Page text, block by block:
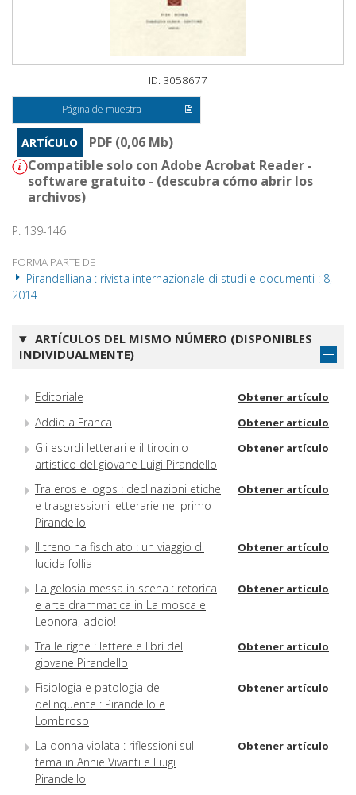
ID: 3058677
Página de muestra
ARTÍCULO
PDF (0,06 Mb)
Compatible solo con Adobe Acrobat Reader -
software gratuito - (descubra cómo abrir los
archivos)
P. 139-146
FORMA PARTE DE
Pirandelliana : rivista internazionale di studi e documenti : 8,
2014
ARTÍCULOS DEL MISMO NÚMERO (DISPONIBLES
INDIVIDUALMENTE)
Editoriale Obtener artículo
Addio a Franca Obtener artículo
Gli esordi letterari e il tirocinio
artistico del giovane Luigi Pirandello
Obtener artículo
Tra eros e logos : declinazioni etiche
e trasgressioni letterarie nel primo
Pirandello
Obtener artículo
Il treno ha fischiato : un viaggio di
lucida follia
Obtener artículo
La gelosia messa in scena : retorica
e arte drammatica in La mosca e
Leonora, addio!
Obtener artículo
Tra le righe : lettere e libri del
giovane Pirandello
Obtener artículo
Fisiologia e patologia del
delinquente : Pirandello e
Lombroso
Obtener artículo
La donna violata : riflessioni sul
tema in Annie Vivanti e Luigi
Pirandello
Obtener artículo